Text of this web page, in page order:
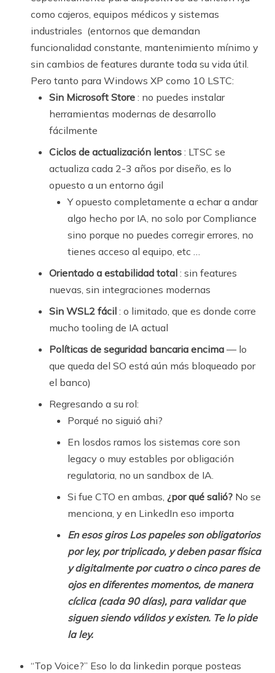
como cajeros, equipos médicos y sistemas
industriales (entornos que demandan
funcionalidad constante, mantenimiento mínimo y
sin cambios de features durante toda su vida útil.
Pero tanto para Windows XP como 10 LSTC:
Sin Microsoft Store : no puedes instalar
herramientas modernas de desarrollo
fácilmente
Ciclos de actualización lentos : LTSC se
actualiza cada 2-3 años por diseño, es lo
opuesto a un entorno ágil
Y opuesto completamente a echar a andar
algo hecho por IA, no solo por Compliance
sino porque no puedes corregir errores, no
tienes acceso al equipo, etc …
Orientado a estabilidad total : sin features
nuevas, sin integraciones modernas
Sin WSL2 fácil : o limitado, que es donde corre
mucho tooling de IA actual
Políticas de seguridad bancaria encima — lo
que queda del SO está aún más bloqueado por
el banco)
Regresando a su rol:
Porqué no siguió ahi?
En losdos ramos los sistemas core son
legacy o muy estables por obligación
regulatoria, no un sandbox de IA.
Si fue CTO en ambas, ¿por qué salió? No se
menciona, y en LinkedIn eso importa
En esos giros Los papeles son obligatorios
por ley, por triplicado, y deben pasar física
y digitalmente por cuatro o cinco pares de
ojos en diferentes momentos, de manera
cíclica (cada 90 días), para validar que
siguen siendo válidos y existen. Te lo pide
la ley.
“Top Voice?” Eso lo da linkedin porque posteas